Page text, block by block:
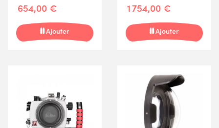
654,00 €
Ajouter
1 754,00 €
Ajouter